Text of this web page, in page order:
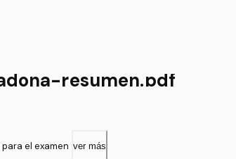
resumen.pdf
el examen ver más